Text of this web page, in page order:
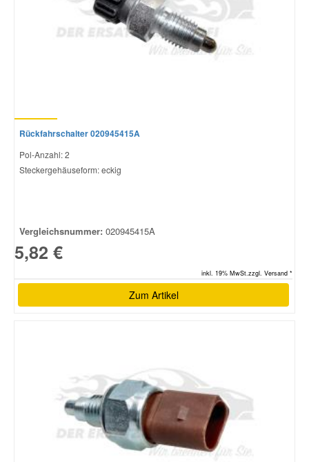
Rückfahrschalter 020945415A
Pol-Anzahl: 2
Steckergehäuseform: eckig
Vergleichsnummer: 020945415A
5,82 €
inkl. 19% MwSt.zzgl. Versand *
Zum Artikel